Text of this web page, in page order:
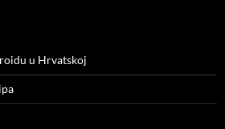
u Hrvatskoj